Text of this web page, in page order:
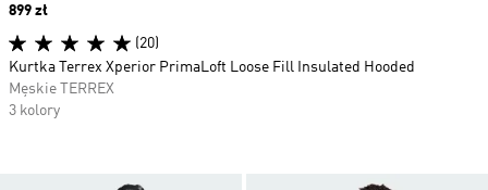
Price
899 zł
(20)
Kurtka Terrex Xperior PrimaLoft Loose Fill Insulated Hooded
Męskie TERREX
3 kolory